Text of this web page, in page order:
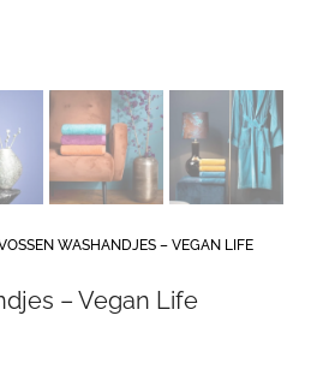
WASHANDJES – VEGAN LIFE
– Vegan Life